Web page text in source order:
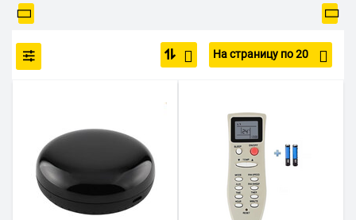
На страницу по 20